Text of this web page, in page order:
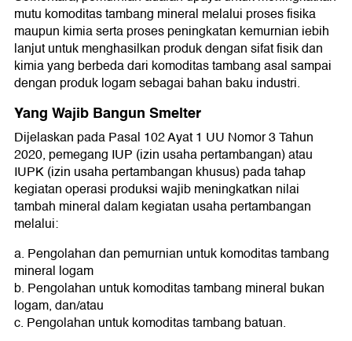
mutu komoditas tambang mineral melalui proses fisika
maupun kimia serta proses peningkatan kemurnian iebih
lanjut untuk menghasilkan produk dengan sifat fisik dan
kimia yang berbeda dari komoditas tambang asal sampai
dengan produk logam sebagai bahan baku industri.
Yang Wajib Bangun Smelter
Dijelaskan pada Pasal 102 Ayat 1 UU Nomor 3 Tahun
2020, pemegang IUP (izin usaha pertambangan) atau
IUPK (izin usaha pertambangan khusus) pada tahap
kegiatan operasi produksi wajib meningkatkan nilai
tambah mineral dalam kegiatan usaha pertambangan
melalui:
a. Pengolahan dan pemurnian untuk komoditas tambang
mineral logam
b. Pengolahan untuk komoditas tambang mineral bukan
logam, dan/atau
c. Pengolahan untuk komoditas tambang batuan.